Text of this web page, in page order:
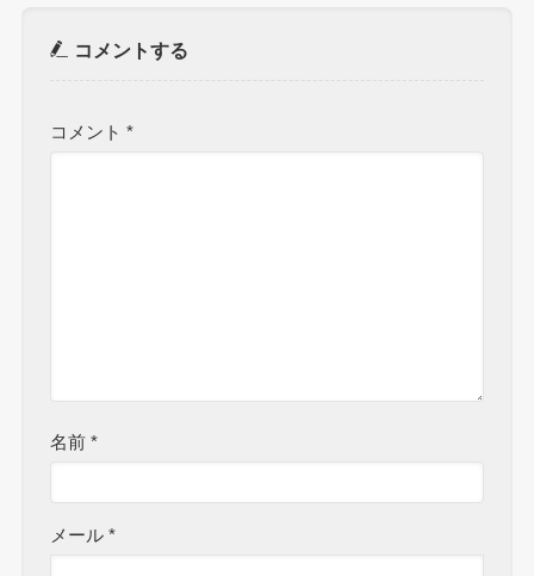
コメントする
コメント*
名前*
メール*